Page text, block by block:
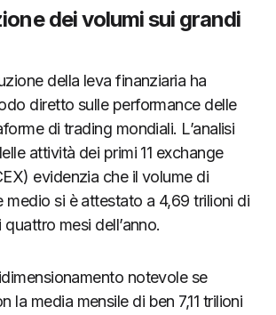
dei volumi sui grandi
della leva finanziaria ha
diretto sulle performance delle
di trading mondiali. L’analisi
attività dei primi 11 exchange
evidenzia che il volume di
medio si è attestato a 4,69 trilioni di
mesi dell’anno.
notevole se
la media mensile di ben 7,11 trilioni